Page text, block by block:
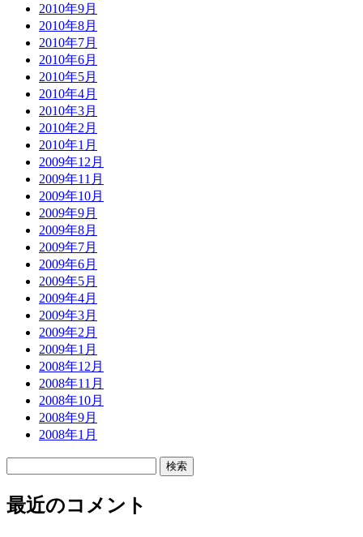
2010年9月
2010年8月
2010年7月
2010年6月
2010年5月
2010年4月
2010年3月
2010年2月
2010年1月
2009年12月
2009年11月
2009年10月
2009年9月
2009年8月
2009年7月
2009年6月
2009年5月
2009年4月
2009年3月
2009年2月
2009年1月
2008年12月
2008年11月
2008年10月
2008年9月
2008年1月
最近のコメント